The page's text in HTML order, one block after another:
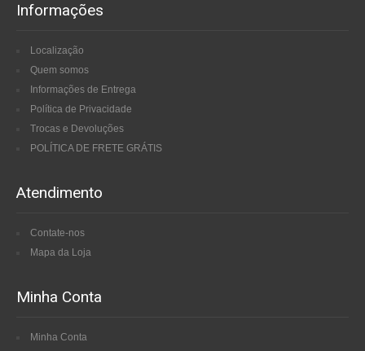
Informações
Localização
Quem somos
Informações de Entrega
Política de Privacidade
Trocas e Devoluções
POLÍTICA DE FRETE GRÁTIS
Atendimento
Contate-nos
Mapa da Loja
Minha Conta
Minha Conta